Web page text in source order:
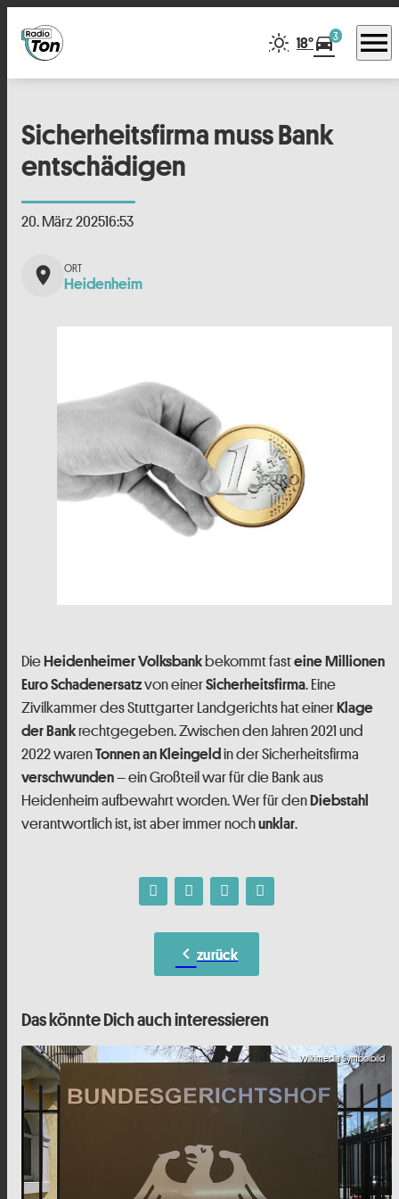
18°directions_car3 menu
Sicherheitsfirma muss Bank
entschädigen
20. März 202516:53
place Heidenheim
DieHeidenheimer Volksbankbekommt fasteine Millionen
Euro Schadenersatzvon einerSicherheitsfirma. Eine
Zivilkammer des Stuttgarter Landgerichts hat einerKlage
der Bankrechtgegeben. Zwischen den Jahren 2021 und
2022 warenTonnen an Kleingeldin der Sicherheitsfirma
verschwunden– ein Großteil war für die Bank aus
Heidenheim aufbewahrt worden. Wer für denDiebstahl
verantwortlich ist, ist aber immer nochunklar.
chevron_left zurück
Das könnte Dich auch interessieren
Wikimedia Symbolbild